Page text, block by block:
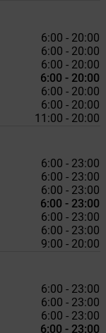
6:00 - 20:00
6:00 - 20:00
6:00 - 20:00
6:00 - 20:00
6:00 - 20:00
6:00 - 20:00
11:00 - 20:00
6:00 - 23:00
6:00 - 23:00
6:00 - 23:00
6:00 - 23:00
6:00 - 23:00
6:00 - 23:00
9:00 - 20:00
6:00 - 23:00
6:00 - 23:00
6:00 - 23:00
6:00 - 23:00